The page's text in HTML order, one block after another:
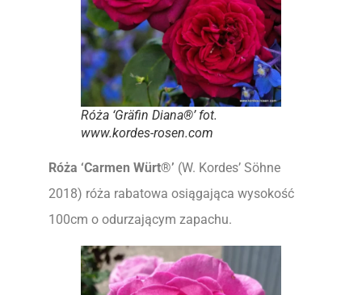
Róża ‘Gräfin Diana®’ fot.
www.kordes-rosen.com
Róża ‘Carmen Würt®’ (W. Kordes’ Söhne
2018) róża rabatowa osiągająca wysokość
100cm o odurzającym zapachu.